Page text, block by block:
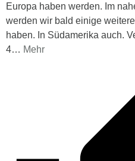
Europa haben werden. Im
werden wir bald einige
haben. In Südamerika auch.
4… Mehr